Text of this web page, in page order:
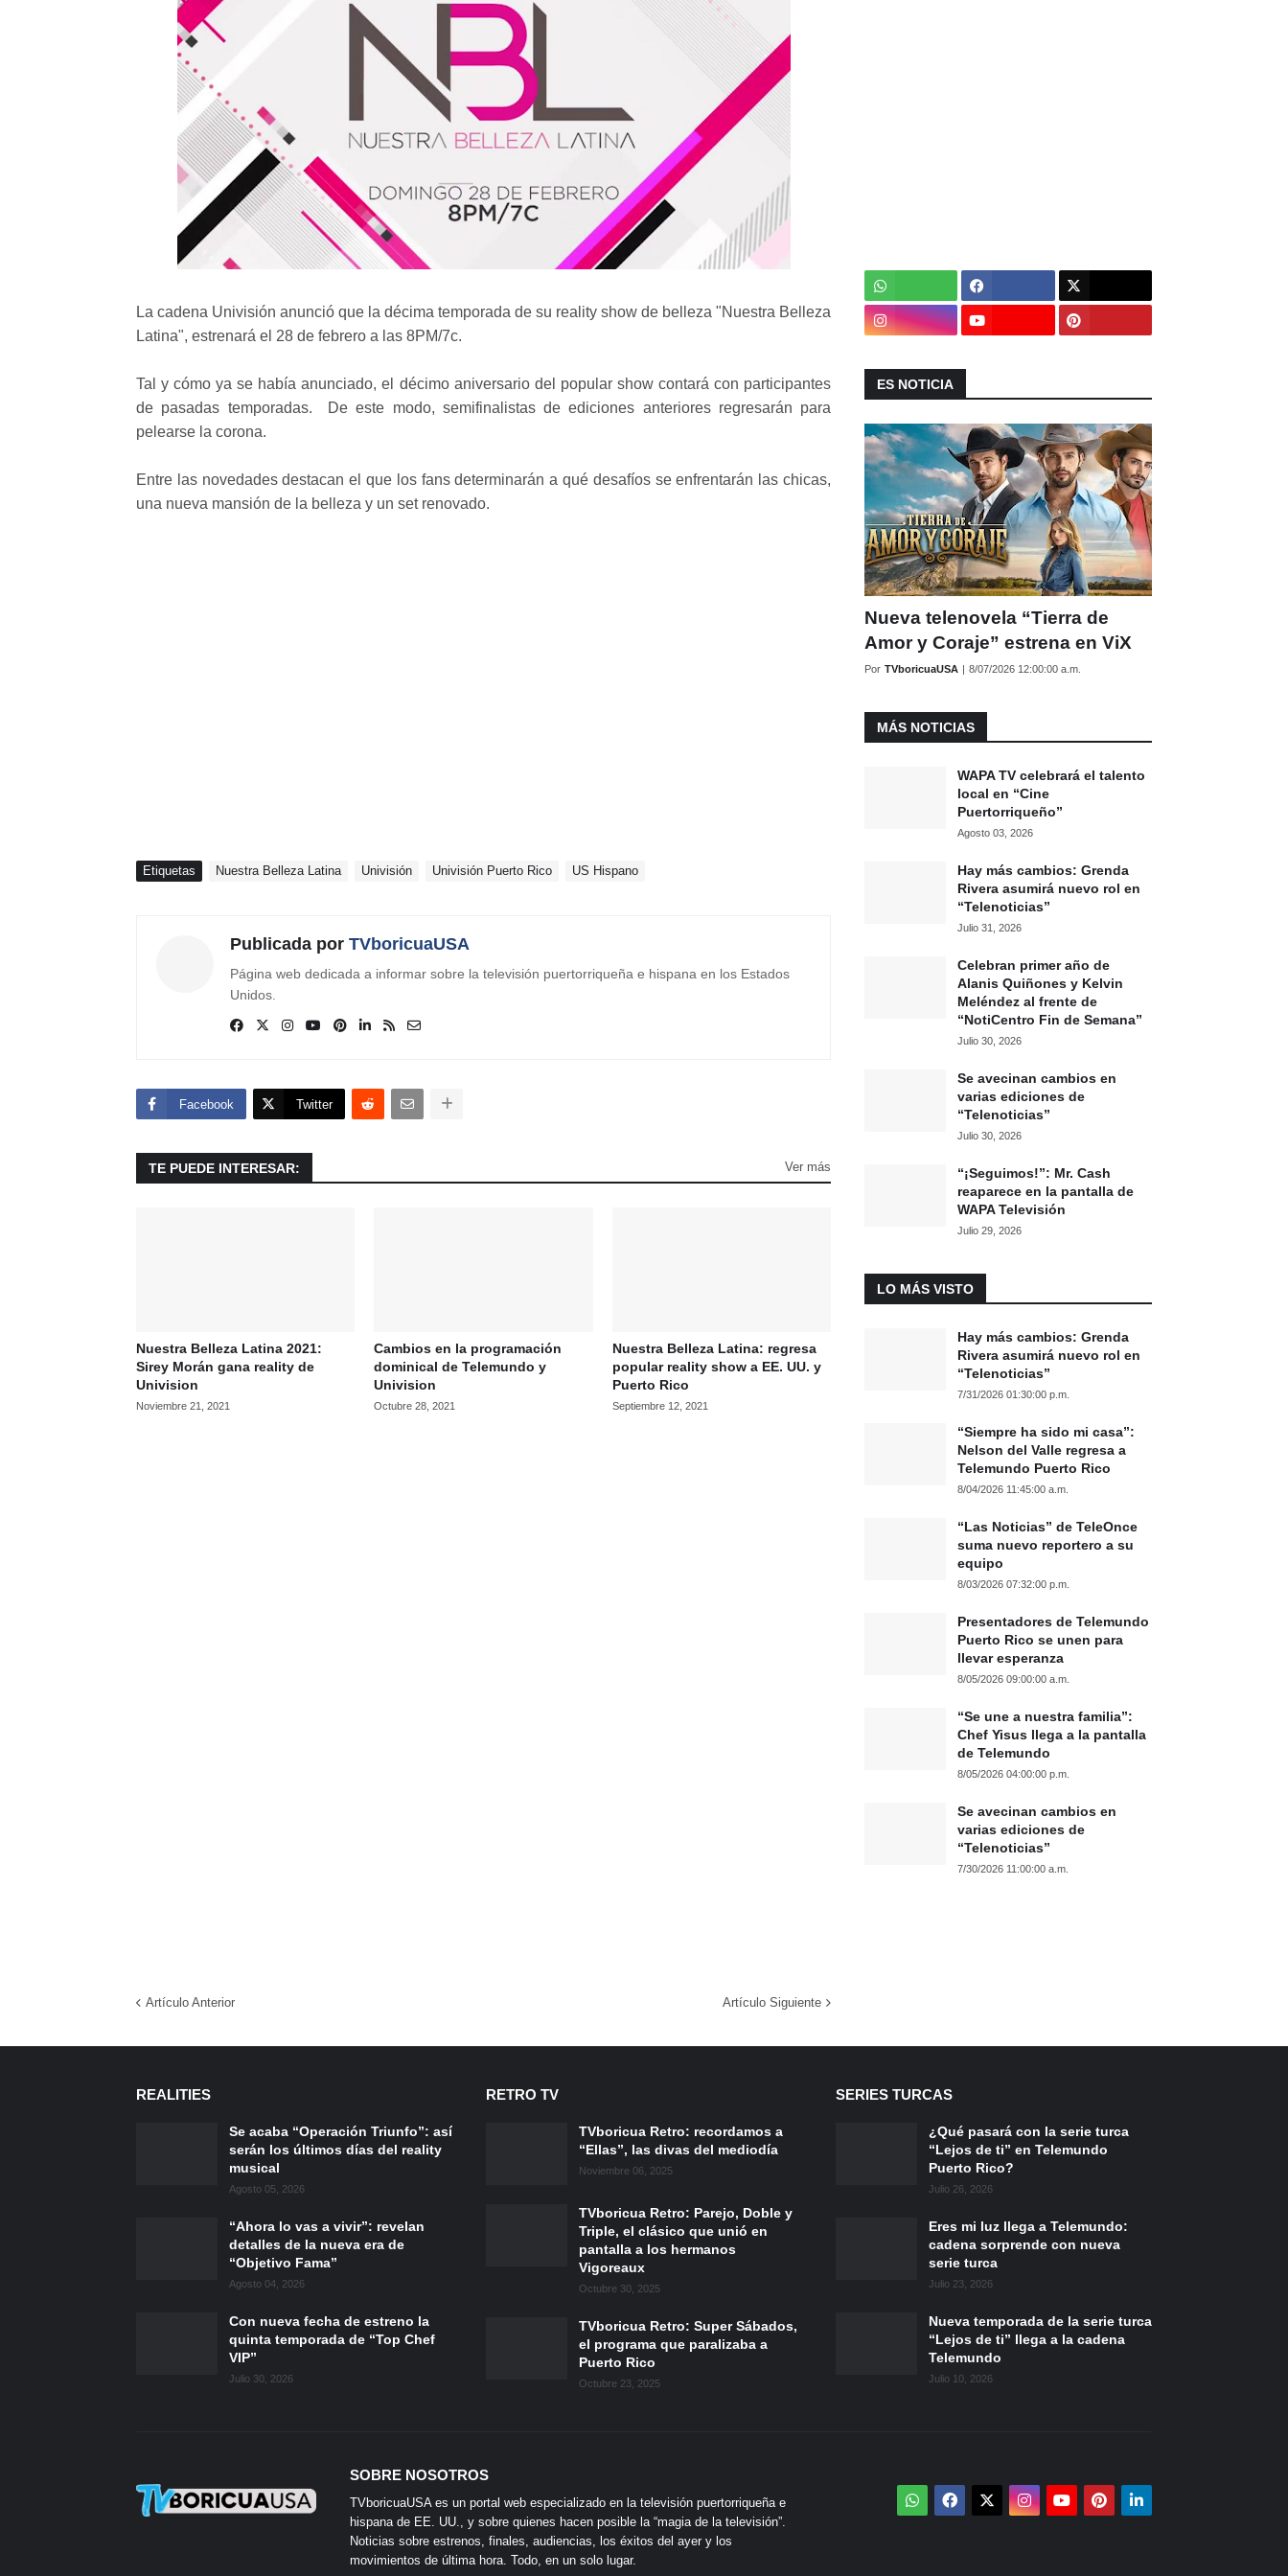
La cadena Univisión anunció que la décima temporada de su reality show de belleza "Nuestra Belleza
Latina", estrenará el 28 de febrero a las 8PM/7c.
Tal y cómo ya se había anunciado, el décimo aniversario del popular show contará con participantes
de pasadas temporadas. De este modo, semifinalistas de ediciones anteriores regresarán para
pelearse la corona.
Entre las novedades destacan el que los fans determinarán a qué desafíos se enfrentarán las chicas,
una nueva mansión de la belleza y un set renovado.
Etiquetas Nuestra Belleza Latina Univisión Univisión Puerto Rico US Hispano
Publicada por TVboricuaUSA
Página web dedicada a informar sobre la televisión puertorriqueña e hispana en los Estados
Unidos.
Facebook Twitter
TE PUEDE INTERESAR: Ver más
Nuestra Belleza Latina 2021:
Sirey Morán gana reality de
Univision
Noviembre 21, 2021
Cambios en la programación
dominical de Telemundo y
Univision
Octubre 28, 2021
Nuestra Belleza Latina: regresa
popular reality show a EE. UU. y
Puerto Rico
Septiembre 12, 2021
Artículo Anterior Artículo Siguiente
ES NOTICIA
Nueva telenovela “Tierra de
Amor y Coraje” estrena en ViX
Por TVboricuaUSA | 8/07/2026 12:00:00 a.m.
MÁS NOTICIAS
WAPA TV celebrará el talento
local en “Cine
Puertorriqueño”
Agosto 03, 2026
Hay más cambios: Grenda
Rivera asumirá nuevo rol en
“Telenoticias”
Julio 31, 2026
Celebran primer año de
Alanis Quiñones y Kelvin
Meléndez al frente de
“NotiCentro Fin de Semana”
Julio 30, 2026
Se avecinan cambios en
varias ediciones de
“Telenoticias”
Julio 30, 2026
“¡Seguimos!”: Mr. Cash
reaparece en la pantalla de
WAPA Televisión
Julio 29, 2026
LO MÁS VISTO
Hay más cambios: Grenda
Rivera asumirá nuevo rol en
“Telenoticias”
7/31/2026 01:30:00 p.m.
“Siempre ha sido mi casa”:
Nelson del Valle regresa a
Telemundo Puerto Rico
8/04/2026 11:45:00 a.m.
“Las Noticias” de TeleOnce
suma nuevo reportero a su
equipo
8/03/2026 07:32:00 p.m.
Presentadores de Telemundo
Puerto Rico se unen para
llevar esperanza
8/05/2026 09:00:00 a.m.
“Se une a nuestra familia”:
Chef Yisus llega a la pantalla
de Telemundo
8/05/2026 04:00:00 p.m.
Se avecinan cambios en
varias ediciones de
“Telenoticias”
7/30/2026 11:00:00 a.m.
REALITIES
Se acaba “Operación Triunfo”: así
serán los últimos días del reality
musical
Agosto 05, 2026
“Ahora lo vas a vivir”: revelan
detalles de la nueva era de
“Objetivo Fama”
Agosto 04, 2026
Con nueva fecha de estreno la
quinta temporada de “Top Chef
VIP”
Julio 30, 2026
RETRO TV
TVboricua Retro: recordamos a
“Ellas”, las divas del mediodía
Noviembre 06, 2025
TVboricua Retro: Parejo, Doble y
Triple, el clásico que unió en
pantalla a los hermanos
Vigoreaux
Octubre 30, 2025
TVboricua Retro: Super Sábados,
el programa que paralizaba a
Puerto Rico
Octubre 23, 2025
SERIES TURCAS
¿Qué pasará con la serie turca
“Lejos de ti” en Telemundo
Puerto Rico?
Julio 26, 2026
Eres mi luz llega a Telemundo:
cadena sorprende con nueva
serie turca
Julio 23, 2026
Nueva temporada de la serie turca
“Lejos de ti” llega a la cadena
Telemundo
Julio 10, 2026
SOBRE NOSOTROS
TVboricuaUSA es un portal web especializado en la televisión puertorriqueña e
hispana de EE. UU., y sobre quienes hacen posible la “magia de la televisión”.
Noticias sobre estrenos, finales, audiencias, los éxitos del ayer y los
movimientos de última hora. Todo, en un solo lugar.